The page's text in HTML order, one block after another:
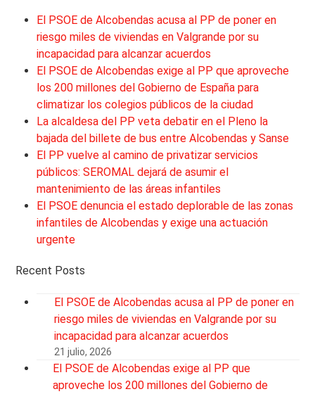
El PSOE de Alcobendas acusa al PP de poner en
riesgo miles de viviendas en Valgrande por su
incapacidad para alcanzar acuerdos
El PSOE de Alcobendas exige al PP que aproveche
los 200 millones del Gobierno de España para
climatizar los colegios públicos de la ciudad
La alcaldesa del PP veta debatir en el Pleno la
bajada del billete de bus entre Alcobendas y Sanse
El PP vuelve al camino de privatizar servicios
públicos: SEROMAL dejará de asumir el
mantenimiento de las áreas infantiles
El PSOE denuncia el estado deplorable de las zonas
infantiles de Alcobendas y exige una actuación
urgente
Recent Posts
El PSOE de Alcobendas acusa al PP de poner en
riesgo miles de viviendas en Valgrande por su
incapacidad para alcanzar acuerdos
21 julio, 2026
El PSOE de Alcobendas exige al PP que
aproveche los 200 millones del Gobierno de